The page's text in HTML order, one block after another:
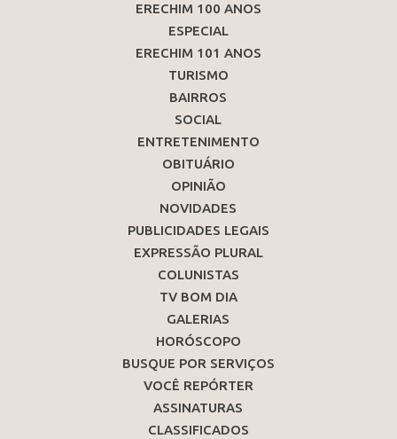
ERECHIM 100 ANOS
ESPECIAL
ERECHIM 101 ANOS
TURISMO
BAIRROS
SOCIAL
ENTRETENIMENTO
OBITUÁRIO
OPINIÃO
NOVIDADES
PUBLICIDADES LEGAIS
EXPRESSÃO PLURAL
COLUNISTAS
TV BOM DIA
GALERIAS
HORÓSCOPO
BUSQUE POR SERVIÇOS
VOCÊ REPÓRTER
ASSINATURAS
CLASSIFICADOS